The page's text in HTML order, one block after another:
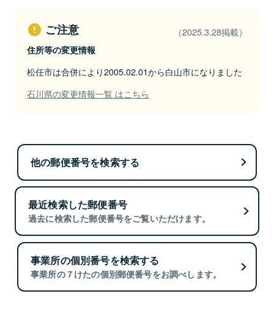
ご注意 （2025.3.28掲載）
住所等の変更情報
松任市は合併により2005.02.01から白山市になりました
石川県の変更情報一覧 はこちら
他の郵便番号を検索する
最近検索した郵便番号
過去に検索した郵便番号をご覧いただけます。
事業所の個別番号を検索する
事業所の７けたの個別郵便番号をお調べします。